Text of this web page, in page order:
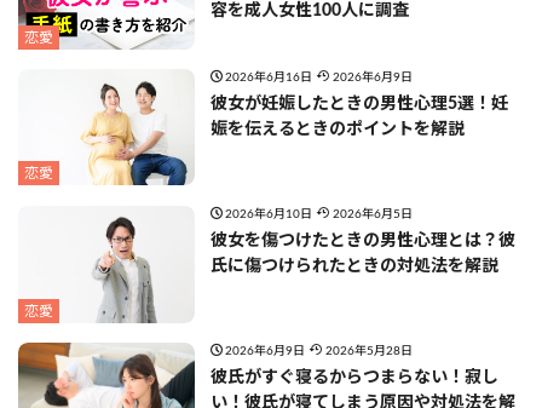
恋愛
容を成人女性100人に調査
恋愛
2026年6月16日 2026年6月9日
彼女が妊娠したときの男性心理5選！妊
娠を伝えるときのポイントを解説
恋愛
2026年6月10日 2026年6月5日
彼女を傷つけたときの男性心理とは？彼
氏に傷つけられたときの対処法を解説
2026年6月9日 2026年5月28日
彼氏がすぐ寝るからつまらない！寂し
い！彼氏が寝てしまう原因や対処法を解